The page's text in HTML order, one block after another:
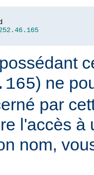
.46.165
) ne
par
l'accès à
nom,